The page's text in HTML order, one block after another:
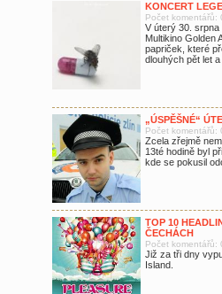
KONCERT
Počet komentářů:
V úterý 30.
Multikino Golden
papriček, které
dlouhých pět let
„ÚSPĚŠNÉ“
Počet komentářů:
Zcela zřejmě
13té hodině byl
kde se pokusil
TOP 10
ČECHÁCH
Počet komentářů:
Již za tři dny
Island.